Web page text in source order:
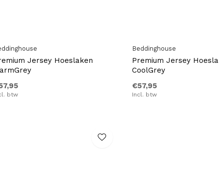
Jersey Hoeslaken
btw
Beddinghouse
Premium Jersey
CoolGrey
€57,95
Incl. btw